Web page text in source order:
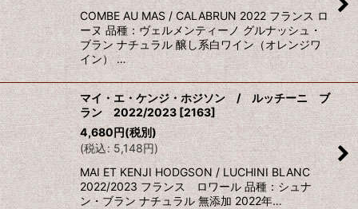
COMBE AU MAS / CALABRUN 2022 フランス ロ
ーヌ 品種：ヴェルメンティーノ グルナッシュ・
ブラン ナチュラル 醸し系白ワイン（オレンジワ
イン） …
マイ・エ・ケンジ・ホジソン / ルッチーニ ブ
ラン 2022/2023 [2163]
4,680円(税別)
(税込: 5,148円)
MAI ET KENJI HODGSON / LUCHINI BLANC
2022/2023 フランス ロワール 品種：シュナ
ン・ブラン ナチュラル 無添加 2022年…